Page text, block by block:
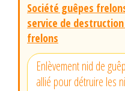
Société guêpes
service de
frelons
Enlèvement nid de
allié pour détruire les